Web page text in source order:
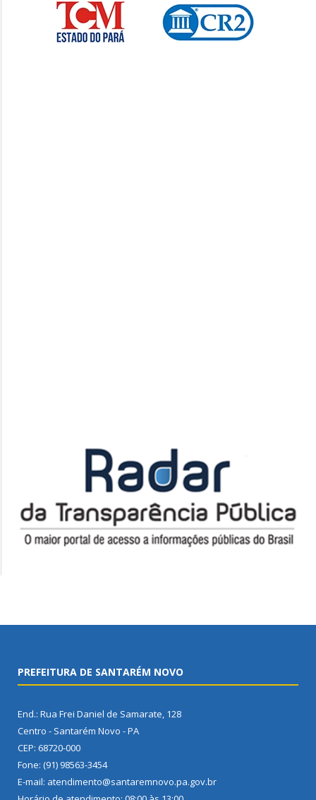
PREFEITURA DE SANTARÉM NOVO
End.: Rua Frei Daniel de Samarate, 128
Centro - Santarém Novo - PA
CEP: 68720-000
Fone: (91) 98563-3454
E-mail: atendimento@santaremnovo.pa.gov.br